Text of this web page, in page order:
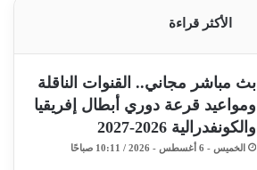
الأكثر قراءة
بث مباشر مجاني.. القنوات الناقلة
ومواعيد قرعة دوري أبطال إفريقيا
والكونفدرالية 2026-2027
الخميس - 6 أغسطس - 2026 / 10:11 صباحًا